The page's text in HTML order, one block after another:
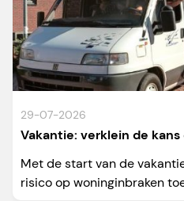
29-07-2026
Vakantie: verklein de
Met de start van de
risico op woninginbraken